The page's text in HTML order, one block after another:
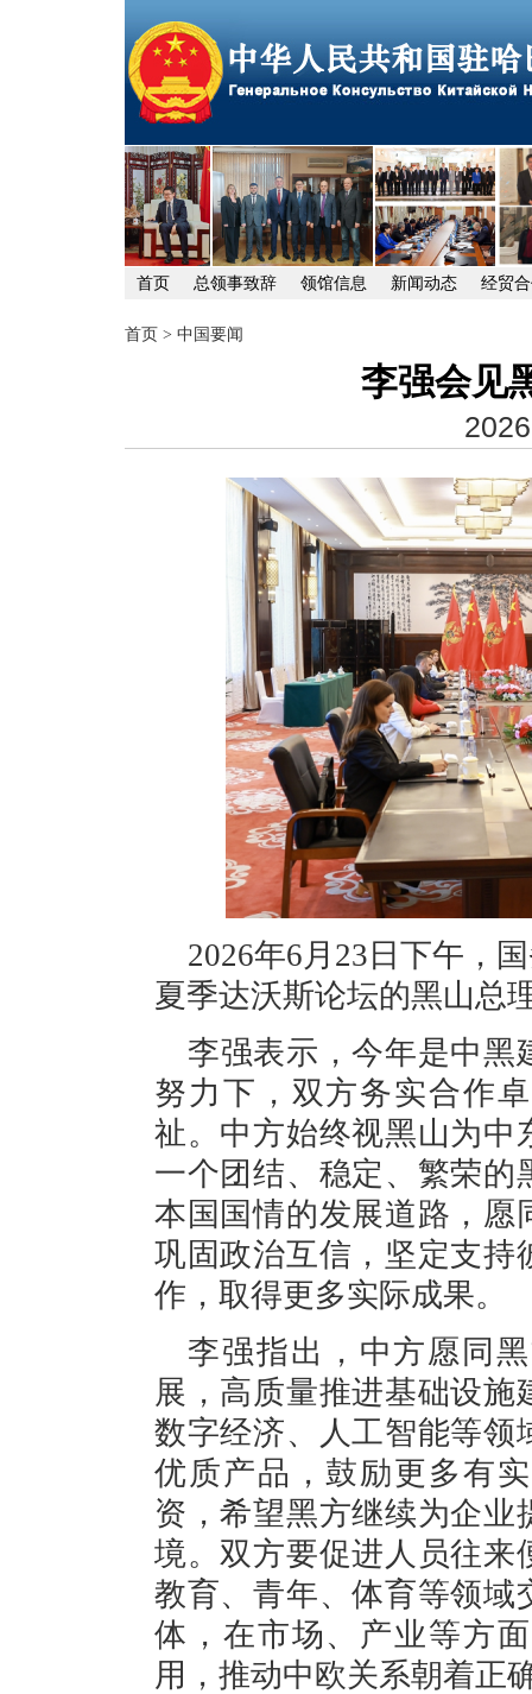
首页 总领事致辞 领馆信息 新闻动态 经贸
首页 > 中国要闻
李强会见
2026年6月23日下午，
夏季达沃斯论坛的黑山总
李强表示，今年是中黑
努力下，双方务实合作
祉。中方始终视黑山为中
一个团结、稳定、繁荣的
本国国情的发展道路，愿
巩固政治互信，坚定支持
作，取得更多实际成果。
李强指出，中方愿同
展，高质量推进基础设
数字经济、人工智能等领
优质产品，鼓励更多有
资，希望黑方继续为企
境。双方要促进人员往来
教育、青年、体育等领域
体，在市场、产业等方
用，推动中欧关系朝着正